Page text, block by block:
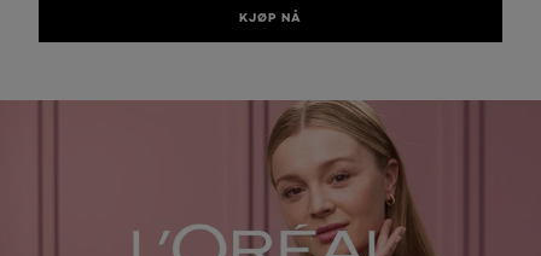
KJØP NÅ